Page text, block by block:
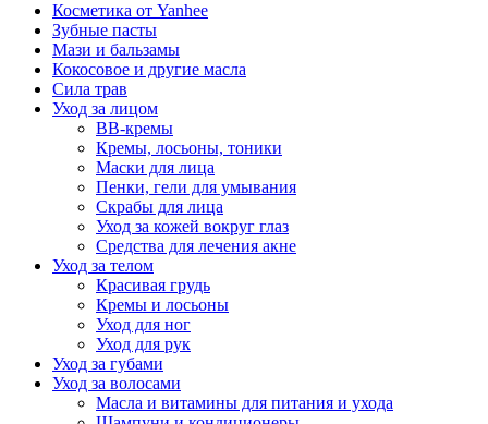
Косметика от Yanhee
Зубные пасты
Мази и бальзамы
Кокосовое и другие масла
Сила трав
Уход за лицом
BB-кремы
Кремы, лосьоны, тоники
Маски для лица
Пенки, гели для умывания
Скрабы для лица
Уход за кожей вокруг глаз
Средства для лечения акне
Уход за телом
Красивая грудь
Кремы и лосьоны
Уход для ног
Уход для рук
Уход за губами
Уход за волосами
Масла и витамины для питания и ухода